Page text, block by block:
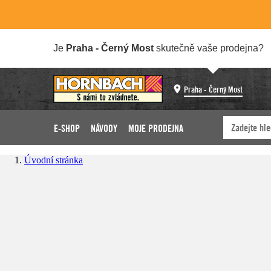
Je Praha - Černý Most skutečně vaše prodejna?
Praha - Černý Most
E-SHOP NÁVODY MOJE PRODEJNA
Úvodní stránka